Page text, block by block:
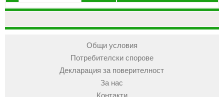
Общи условия
Потребителски спорове
Декларация за поверителност
За нас
Контакти